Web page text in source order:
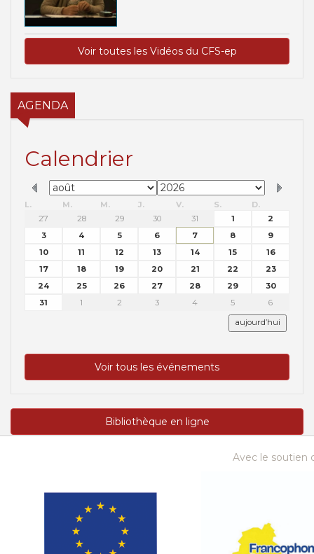
Voir toutes les Vidéos du CFS-ep
AGENDA
Calendrier
L. M. M. J. V. S.
D.
27
28 29 30 31 1
2
3
4 5 6 7 8
9
10
11 12 13 14 15
16
17
18 19 20 21 22
23
24
25 26 27 28 29
30
31
1 2 3 4 5 6
aujourd’hui
Voir tous les événements
Bibliothèque en ligne
Avec le soutien